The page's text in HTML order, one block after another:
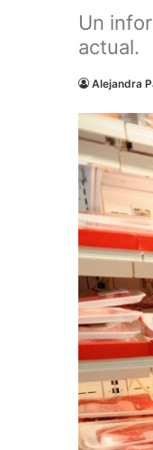
Un
actual.
Alejandra